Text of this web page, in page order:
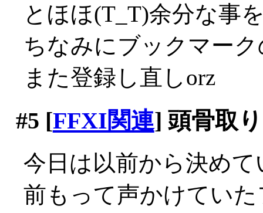
とほほ(T_T)余分な事
ちなみにブックマー
また登録し直しorz
#5 [FFXI関連] 頭骨取
今日は以前から決め
前もって声かけてい